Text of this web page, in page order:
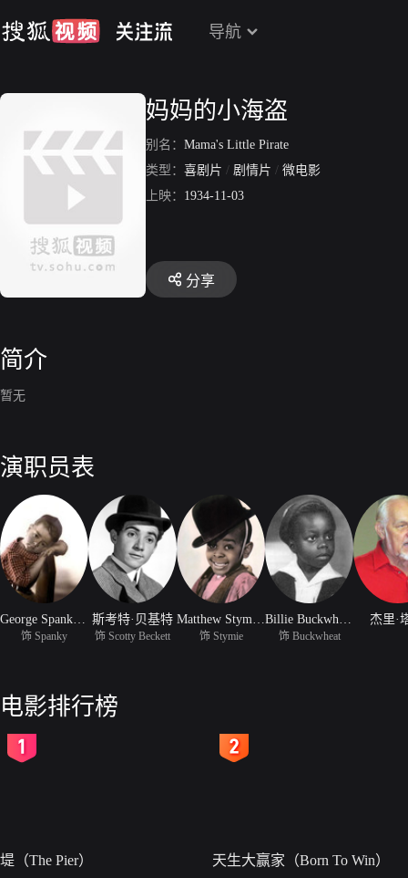
导航
妈妈的小海盗
别名： Mama's Little Pirate
类型： 喜剧片 / 剧情片 / 微电影
上映： 1934-11-03
分享
简介
暂无
演职员表
饰 Spanky
斯考特·贝基特
饰 Scotty Beckett
Matthew Stymie Beard
饰 Stymie 饰 Buckwheat
杰里·
电影排行榜
堤（The Pier） 天生大赢家（Born To Win）